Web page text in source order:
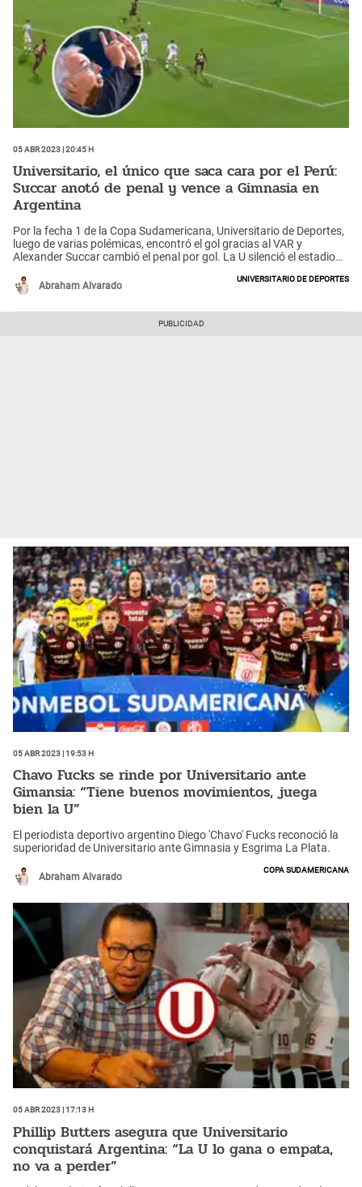
05 Abr 2023 | 20:45 h
Universitario, el único que saca cara por el Perú:
Succar anotó de penal y vence a Gimnasia en
Argentina
Por la fecha 1 de la Copa Sudamericana, Universitario de Deportes,
luego de varias polémicas, encontró el gol gracias al VAR y
Alexander Succar cambió el penal por gol. La U silenció el estadio
por ahora, superan a Alianza Lima y Sporting Cristal a nivel
internacional.
Abraham Alvarado
Universitario de Deportes
05 Abr 2023 | 19:53 h
Chavo Fucks se rinde por Universitario ante
Gimansia: “Tiene buenos movimientos, juega
bien la U”
El periodista deportivo argentino Diego 'Chavo' Fucks reconoció la
superioridad de Universitario ante Gimnasia y Esgrima La Plata.
Abraham Alvarado
Copa Sudamericana
05 Abr 2023 | 17:13 h
Phillip Butters asegura que Universitario
conquistará Argentina: “La U lo gana o empata,
no va a perder”